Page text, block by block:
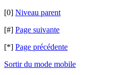
[0] Niveau parent
[#] Page suivante
[*] Page précédente
Sortir du mode mobile